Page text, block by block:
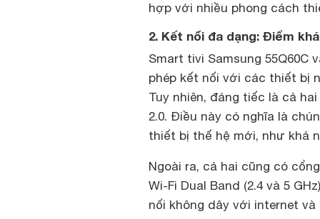
hợp với nhiều phong cách
2. Kết nối đa dạng: Điểm
Smart tivi Samsung 55Q60C
phép kết nối với các thiết bị
Tuy nhiên, đáng tiếc là cả
2.0. Điều này có nghĩa là
thiết bị thế hệ mới, như khả
Ngoài ra, cả hai cũng có
Wi-Fi Dual Band (2.4 và 5
nối không dây với internet